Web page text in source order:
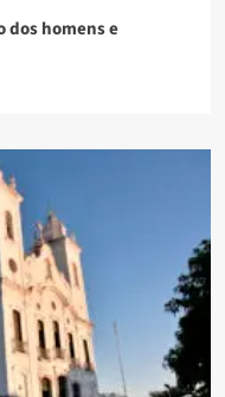
dos homens e